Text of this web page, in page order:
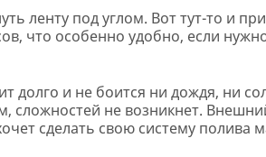
ленту под углом. Вот тут-то и
что особенно удобно, если
долго и не боится ни дождя, ни
сложностей не возникнет.
сделать свою систему полива